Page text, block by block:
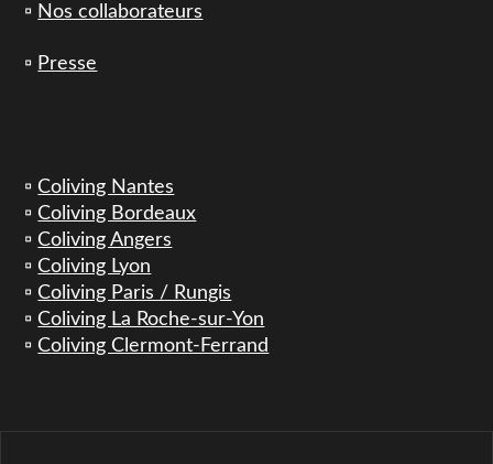
▫️ Nos collaborateurs
▫️ Presse
▫️Coliving Nantes
▫️Coliving Bordeaux
▫️Coliving Angers
▫️Coliving Lyon
▫️Coliving Paris / Rungis
▫️Coliving La Roche-sur-Yon
▫️Coliving Clermont-Ferrand